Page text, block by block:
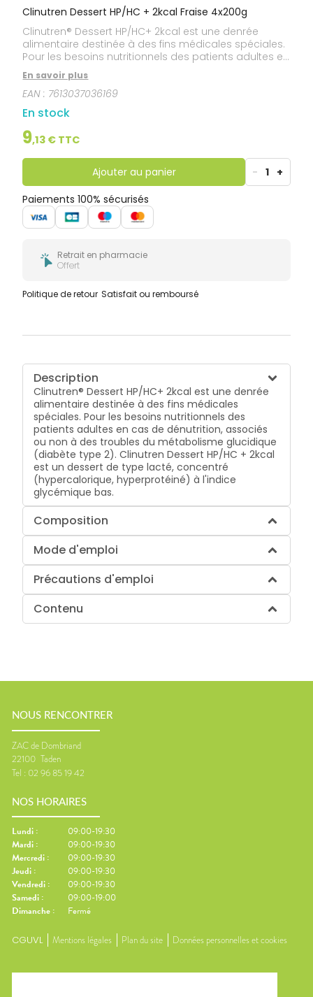
Clinutren Dessert HP/HC + 2kcal Fraise 4x200g
Clinutren® Dessert HP/HC+ 2kcal est une denrée
alimentaire destinée à des fins médicales spéciales.
Pour les besoins nutritionnels des patients adultes en
cas de dénutrition, associés ou non à des troubles
du métabolisme glucidique (diabète type 2).
Clinutren Dessert HP/HC + 2kcal est un dessert de
type lacté, concentré (hypercalorique,
hyperprotéiné) à l'indice glycémique bas.
En savoir plus
EAN : 7613037036169
En stock
9,13 € TTC
Ajouter au panier - 1 +
Paiements 100% sécurisés
Retrait en pharmacie
Offert
Politique de retour Satisfait ou remboursé
Description
Clinutren® Dessert HP/HC+ 2kcal est une denrée
alimentaire destinée à des fins médicales
spéciales. Pour les besoins nutritionnels des
patients adultes en cas de dénutrition, associés
ou non à des troubles du métabolisme glucidique
(diabète type 2). Clinutren Dessert HP/HC + 2kcal
est un dessert de type lacté, concentré
(hypercalorique, hyperprotéiné) à l'indice
glycémique bas.
Composition
Mode d'emploi
Précautions d'emploi
Contenu
NOUS RENCONTRER
ZAC de Dombriand
22100 Taden
Tel : 02 96 85 19 42
NOS HORAIRES
Lundi :
09:00-19:30
Mardi :
09:00-19:30
Mercredi :
09:00-19:30
Jeudi :
09:00-19:30
Vendredi :
09:00-19:30
Samedi :
09:00-19:00
Dimanche : Fermé
CGUVL Mentions légales Plan du site Données personnelles et cookies